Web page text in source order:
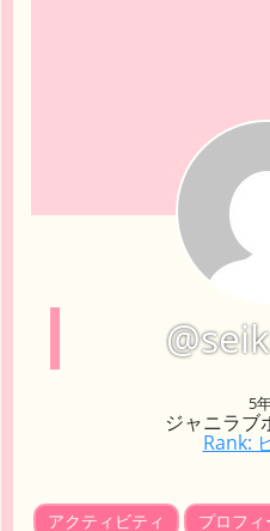
5
ジャニラブ
Rank:
アクティビティ プロフィ